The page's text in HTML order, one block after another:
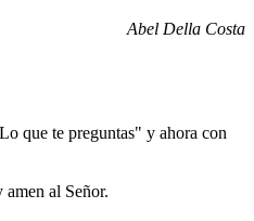
Abel Della Costa
que te preguntas" y ahora con
al Señor.